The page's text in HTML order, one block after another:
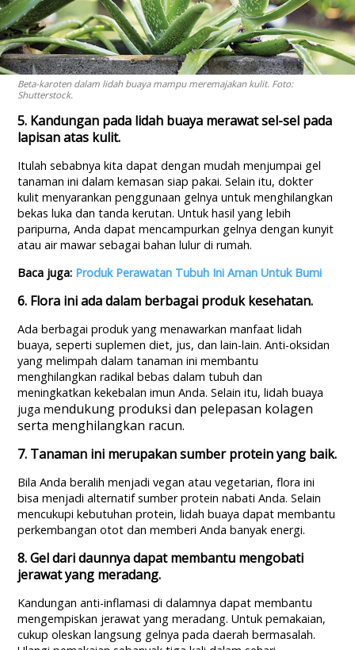
Beta-karoten dalam lidah buaya mampu meremajakan kulit. Foto:
Shutterstock.
5. Kandungan pada lidah buaya merawat sel-sel pada
lapisan atas kulit.
Itulah sebabnya kita dapat dengan mudah menjumpai gel
tanaman ini dalam kemasan siap pakai. Selain itu, dokter
kulit menyarankan penggunaan gelnya untuk menghilangkan
bekas luka dan tanda kerutan. Untuk hasil yang lebih
paripurna, Anda dapat mencampurkan gelnya dengan kunyit
atau air mawar sebagai bahan lulur di rumah.
Baca juga: Produk Perawatan Tubuh Ini Aman Untuk Bumi
6. Flora ini ada dalam berbagai produk kesehatan.
Ada berbagai produk yang menawarkan manfaat lidah
buaya, seperti suplemen diet, jus, dan lain-lain. Anti-oksidan
yang melimpah dalam tanaman ini membantu
menghilangkan radikal bebas dalam tubuh dan
meningkatkan kekebalan imun Anda. Selain itu, lidah buaya
juga mendukung produksi dan pelepasan kolagen
serta menghilangkan racun.
7. Tanaman ini merupakan sumber protein yang baik.
Bila Anda beralih menjadi vegan atau vegetarian, flora ini
bisa menjadi alternatif sumber protein nabati Anda. Selain
mencukupi kebutuhan protein, lidah buaya dapat membantu
perkembangan otot dan memberi Anda banyak energi.
8. Gel dari daunnya dapat membantu mengobati
jerawat yang meradang.
Kandungan anti-inflamasi di dalamnya dapat membantu
mengempiskan jerawat yang meradang. Untuk pemakaian,
cukup oleskan langsung gelnya pada daerah bermasalah.